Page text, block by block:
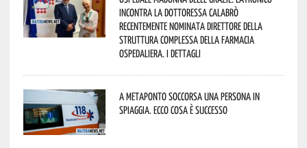
incontra la dottoressa Calabrò
recentemente nominata Direttore della
Struttura Complessa della Farmacia
Ospedaliera. I dettagli
A Metaponto soccorsa una persona in
spiaggia. Ecco cosa è successo